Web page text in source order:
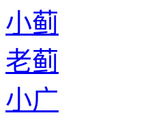
小蓟
老蓟
小广